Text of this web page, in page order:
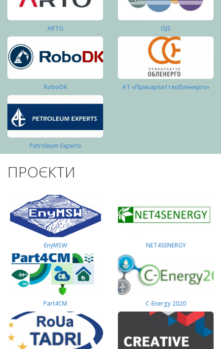
ARTO OJS
RoboDK АТ «Прикарпаттяобленерго»
Petroleum Experts
ПРОЄКТИ
EnyMSW NET4SENERGY
Part4СМ C-Energy 2020